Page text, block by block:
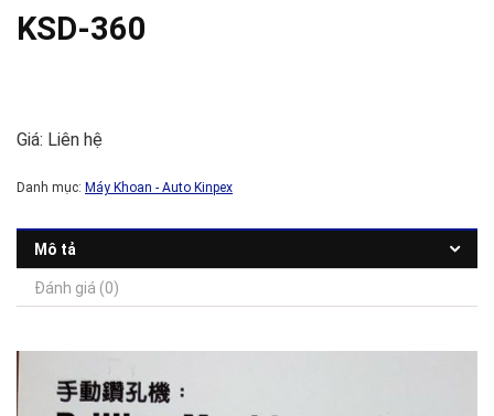
KSD-360
Giá: Liên hệ
Danh mục: Máy Khoan - Auto Kinpex
Mô tả
Đánh giá (0)